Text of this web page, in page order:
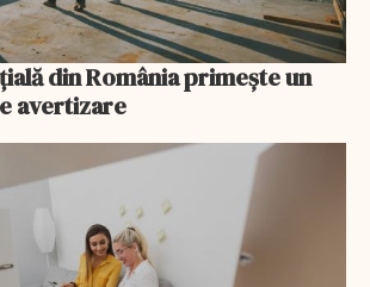
din România primește un
avertizare